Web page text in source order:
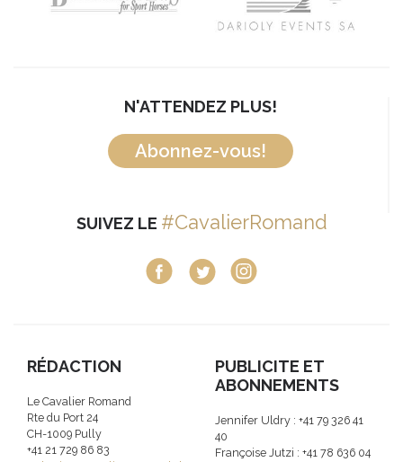
N'ATTENDEZ PLUS!
Abonnez-vous!
SUIVEZ LE #CavalierRomand
RÉDACTION
Le Cavalier Romand
Rte du Port 24
CH-1009 Pully
+41 21 729 86 83
PUBLICITE ET
ABONNEMENTS
Jennifer Uldry : +41 79 326 41
40
Françoise Jutzi : +41 78 636 04